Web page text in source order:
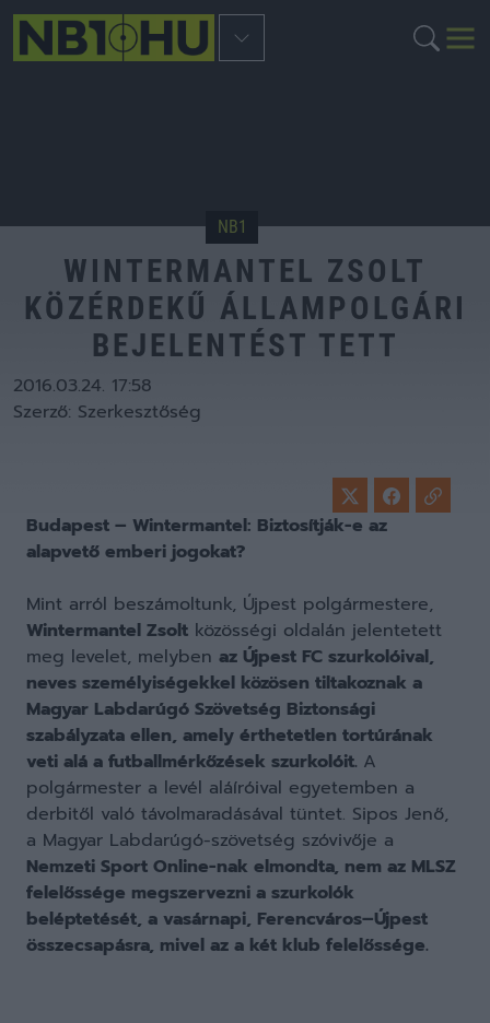
NB1
WINTERMANTEL ZSOLT
KÖZÉRDEKŰ ÁLLAMPOLGÁRI
BEJELENTÉST TETT
2016.03.24. 17:58
Szerző: Szerkesztőség
Budapest – Wintermantel: Biztosítják-e az
alapvető emberi jogokat?
Mint arról beszámoltunk, Újpest polgármestere,
Wintermantel Zsolt közösségi oldalán jelentetett
meg levelet, melyben az Újpest FC szurkolóival,
neves személyiségekkel közösen tiltakoznak a
Magyar Labdarúgó Szövetség Biztonsági
szabályzata ellen, amely érthetetlen tortúrának
veti alá a futballmérkőzések szurkolóit. A
polgármester a levél aláíróival egyetemben a
derbitől való távolmaradásával tüntet. Sipos Jenő,
a Magyar Labdarúgó-szövetség szóvivője a
Nemzeti Sport Online-nak elmondta, nem az MLSZ
felelőssége megszervezni a szurkolók
beléptetését, a vasárnapi, Ferencváros–Újpest
összecsapásra, mivel az a két klub felelőssége.